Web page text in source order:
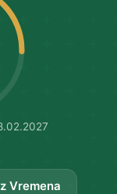
Vremena